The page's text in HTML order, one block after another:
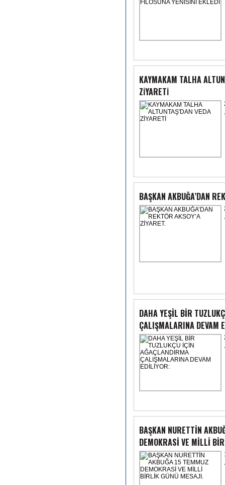
KAYMAKAM TALHA
ZİYARETİ
BAŞKAN AKBUĞA’DAN
DAHA YEŞİL BİR
ÇALIŞMALARINA DEVAM
BAŞKAN NURETTİN
DEMOKRASİ VE MİLLİ